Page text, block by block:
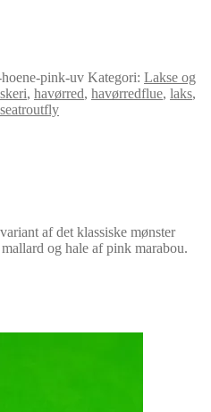
pink-uv Kategori: Lakse og
, havørred, havørredflue, laks,
seatroutfly
af det klassiske mønster
og hale af pink marabou.